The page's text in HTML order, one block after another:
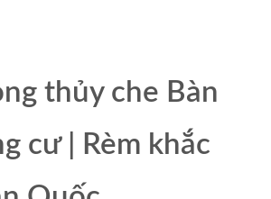
thủy che Bàn
cư | Rèm khắc